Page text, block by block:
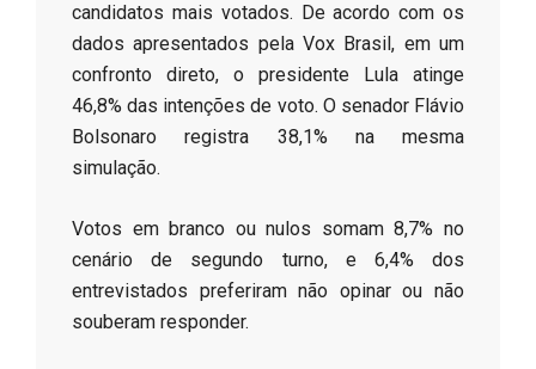
candidatos mais votados. De acordo com os
dados apresentados pela Vox Brasil, em um
confronto direto, o presidente Lula atinge
46,8% das intenções de voto. O senador Flávio
Bolsonaro registra 38,1% na mesma
simulação.
​Votos em branco ou nulos somam 8,7% no
cenário de segundo turno, e 6,4% dos
entrevistados preferiram não opinar ou não
souberam responder.